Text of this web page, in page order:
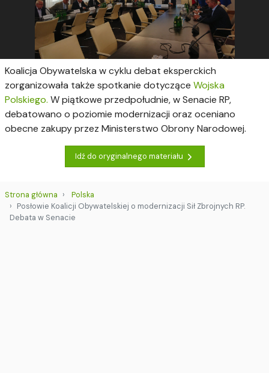
Koalicja Obywatelska w cyklu debat eksperckich
zorganizowała także spotkanie dotyczące Wojska
Polskiego. W piątkowe przedpołudnie, w Senacie RP,
debatowano o poziomie modernizacji oraz oceniano
obecne zakupy przez Ministerstwo Obrony Narodowej.
Idź do oryginalnego materiału
Strona główna
Polska
Posłowie Koalicji Obywatelskiej o modernizacji Sił Zbrojnych RP.
Debata w Senacie